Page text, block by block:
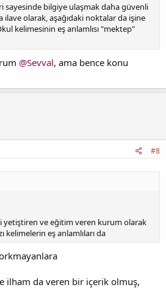
sayesinde bilgiye ulaşmak daha güvenli
olarak, aşağıdaki noktalar da işine
kelimesinin eş anlamlısı "mektep"
@Sevval, ama bence konu
#8
yetiştiren ve eğitim veren kurum olarak
kelimelerin eş anlamlıları da
ilham da veren bir içerik olmuş,